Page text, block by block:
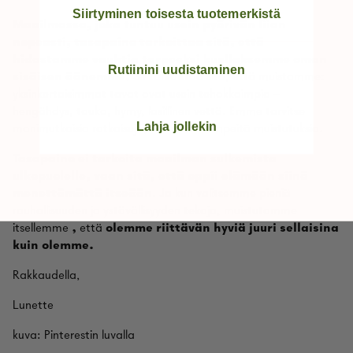
Maailmassa, joka tuntuu usein pyörivän liian
sisäisen äänemme.Se tarkoittaa sitä, että muistamme:
monimutkaisia ratkaisuja, vaan vain lempeitä muistutuksia.
itsellemme , että olemme riittävän hyviä juuri sellaisina
kuin olemme.
Rakkaudella,
Lunette
kuva: Pinterestin luvalla
Siirtyminen toisesta tuotemerkistä
Rutiinini uudistaminen
Lahja jollekin